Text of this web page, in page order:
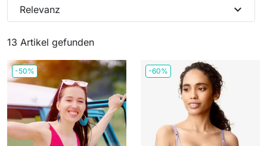
13 Artikel gefunden
Relevanz expand_more
-50% -60%